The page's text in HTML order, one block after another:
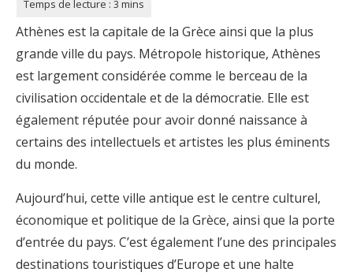
Athènes est la capitale de la Grèce ainsi que la plus
grande ville du pays. Métropole historique, Athènes
est largement considérée comme le berceau de la
civilisation occidentale et de la démocratie. Elle est
également réputée pour avoir donné naissance à
certains des intellectuels et artistes les plus éminents
du monde.
Aujourd’hui, cette ville antique est le centre culturel,
économique et politique de la Grèce, ainsi que la porte
d’entrée du pays. C’est également l’une des principales
destinations touristiques d’Europe et une halte